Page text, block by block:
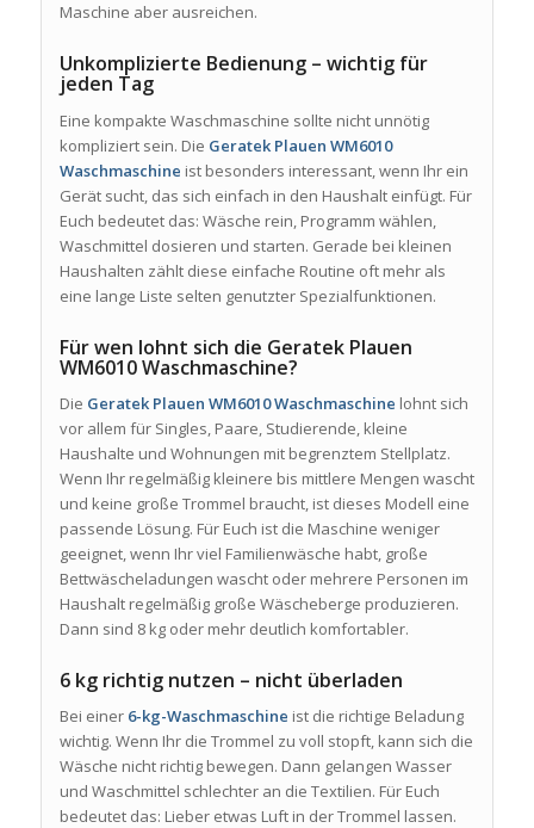
Maschine aber ausreichen.
Unkomplizierte Bedienung – wichtig für
jeden Tag
Eine kompakte Waschmaschine sollte nicht unnötig
kompliziert sein. Die Geratek Plauen WM6010
Waschmaschine ist besonders interessant, wenn Ihr ein
Gerät sucht, das sich einfach in den Haushalt einfügt. Für
Euch bedeutet das: Wäsche rein, Programm wählen,
Waschmittel dosieren und starten. Gerade bei kleinen
Haushalten zählt diese einfache Routine oft mehr als
eine lange Liste selten genutzter Spezialfunktionen.
Für wen lohnt sich die Geratek Plauen
WM6010 Waschmaschine?
Die Geratek Plauen WM6010 Waschmaschine lohnt sich
vor allem für Singles, Paare, Studierende, kleine
Haushalte und Wohnungen mit begrenztem Stellplatz.
Wenn Ihr regelmäßig kleinere bis mittlere Mengen wascht
und keine große Trommel braucht, ist dieses Modell eine
passende Lösung. Für Euch ist die Maschine weniger
geeignet, wenn Ihr viel Familienwäsche habt, große
Bettwäscheladungen wascht oder mehrere Personen im
Haushalt regelmäßig große Wäscheberge produzieren.
Dann sind 8 kg oder mehr deutlich komfortabler.
6 kg richtig nutzen – nicht überladen
Bei einer 6-kg-Waschmaschine ist die richtige Beladung
wichtig. Wenn Ihr die Trommel zu voll stopft, kann sich die
Wäsche nicht richtig bewegen. Dann gelangen Wasser
und Waschmittel schlechter an die Textilien. Für Euch
bedeutet das: Lieber etwas Luft in der Trommel lassen.